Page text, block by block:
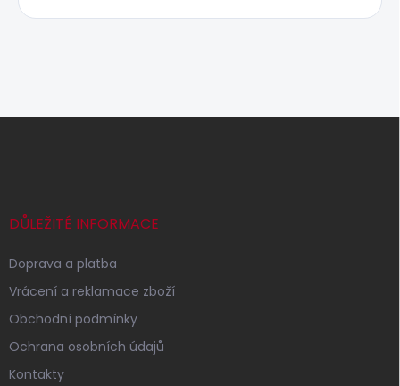
Z
DŮLEŽITÉ INFORMACE
Doprava a platba
Vrácení a reklamace zboží
Obchodní podmínky
Ochrana osobních údajů
Kontakty